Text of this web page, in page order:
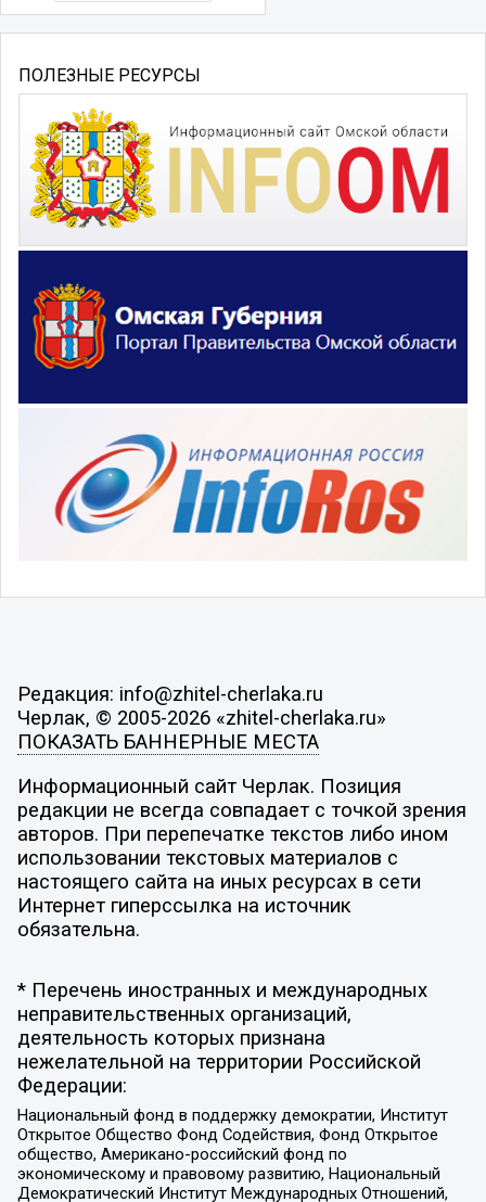
ПОЛЕЗНЫЕ РЕСУРСЫ
Редакция: info@zhitel-cherlaka.ru
Черлак, © 2005-2026 «zhitel-cherlaka.ru»
ПОКАЗАТЬ БАННЕРНЫЕ МЕСТА
Информационный сайт Черлак. Позиция
редакции не всегда совпадает с точкой зрения
авторов. При перепечатке текстов либо ином
использовании текстовых материалов с
настоящего сайта на иных ресурсах в сети
Интернет гиперссылка на источник
обязательна.
* Перечень иностранных и международных
неправительственных организаций,
деятельность которых признана
нежелательной на территории Российской
Федерации:
Национальный фонд в поддержку демократии, Институт
Открытое Общество Фонд Содействия, Фонд Открытое
общество, Американо-российский фонд по
экономическому и правовому развитию, Национальный
Демократический Институт Международных Отношений,